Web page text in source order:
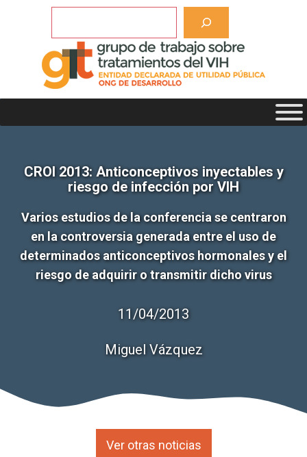
CROI 2013: Anticonceptivos inyectables y
riesgo de infección por VIH
Varios estudios de la conferencia se centraron
en la controversia generada entre el uso de
determinados anticonceptivos hormonales y el
riesgo de adquirir o transmitir dicho virus
11/04/2013
Miguel Vázquez
Ver otras noticias